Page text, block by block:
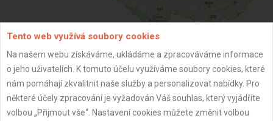
ZPĚT
Aktualizováno z portálu ARES dne 16.12.2025 07:03:36
Tento web využívá soubory cookies
Na našem webu získáváme, ukládáme a zpracováváme informace
o jeho uživatelích. K tomuto účelu využíváme soubory cookies, které
nám pomáhají zkvalitnit naše služby a personalizovat nabídky. Pro
některé účely zpracování je vyžadován Váš souhlas, který vyjádříte
volbou „Přijmout vše“. Nastavení cookies můžete změnit volbou